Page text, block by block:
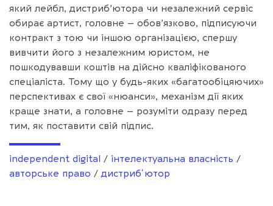
який лейбл, дистриб’ютора чи незалежний сервіс
обирає артист, головне – обов’язково, підписуючи
контракт з тою чи іншою організацією, спершу
вивчити його з незалежним юристом, не
пошкодувавши коштів на дійсно кваліфікованого
спеціаліста. Тому що у будь-яких «багатообіцяючих»
перспективах є свої «нюанси», механізм дії яких
краще знати, а головне – розуміти одразу перед
тим, як поставити свій підпис.
independent digital / інтелектуальна власність /
авторське право /дистрибʼютор